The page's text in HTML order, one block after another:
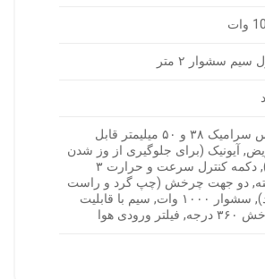
سشوار ۲ متر
برس سرامیک ۳۸ و ۵۰ میلیمتر قابل
آیونیک (برای جلوگیری از وز شدن
مو), دکمه کنترل سرعت و حرارت ۳
دو جهت چرخش (چپ گرد و راست
گرد), سشوار ۱۰۰۰ وات, سیم با قابلیت
فیلتر ورودی هوا